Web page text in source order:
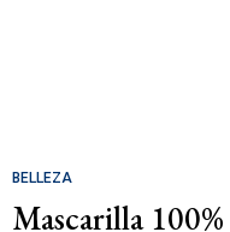
BELLEZA
Mascarilla